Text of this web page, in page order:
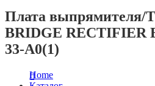
Плата выпрямителя/
BRIDGE RECTIFIER
33-A0(1)
Home